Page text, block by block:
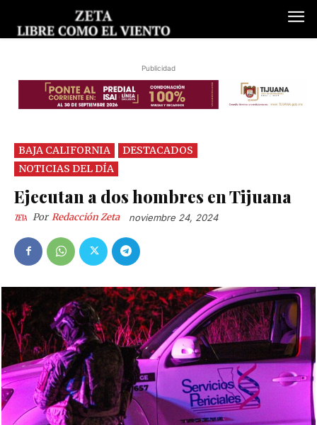
Publicidad
BAJA CALIFORNIA
DESTACADOS
NOTICIAS DEL DÍA
Ejecutan a dos hombres en Tijuana
Por Redacción Zeta noviembre 24, 2024